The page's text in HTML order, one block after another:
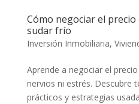
Cómo negociar el
sudar frío
Inversión Inmobiliaria,
Aprende a negociar el
nervios ni estrés. Descubre
prácticos y estrategias